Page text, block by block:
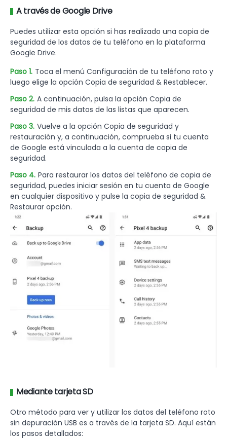
A través de Google Drive
Puedes utilizar esta opción si has realizado una copia de
seguridad de los datos de tu teléfono en la plataforma
Google Drive.
Paso 1. Toca el menú Configuración de tu teléfono roto y
luego elige la opción Copia de seguridad & Restablecer.
Paso 2. A continuación, pulsa la opción Copia de
seguridad de mis datos de las listas que aparecen.
Paso 3. Vuelve a la opción Copia de seguridad y
restauración y, a continuación, comprueba si tu cuenta
de Google está vinculada a la cuenta de copia de
seguridad.
Paso 4. Para restaurar los datos del teléfono de copia de
seguridad, puedes iniciar sesión en tu cuenta de Google
en cualquier dispositivo y pulse la copia de seguridad &
Restaurar opción.
Mediante tarjeta SD
Otro método para ver y utilizar los datos del teléfono roto
sin depuración USB es a través de la tarjeta SD. Aquí están
los pasos detallados: